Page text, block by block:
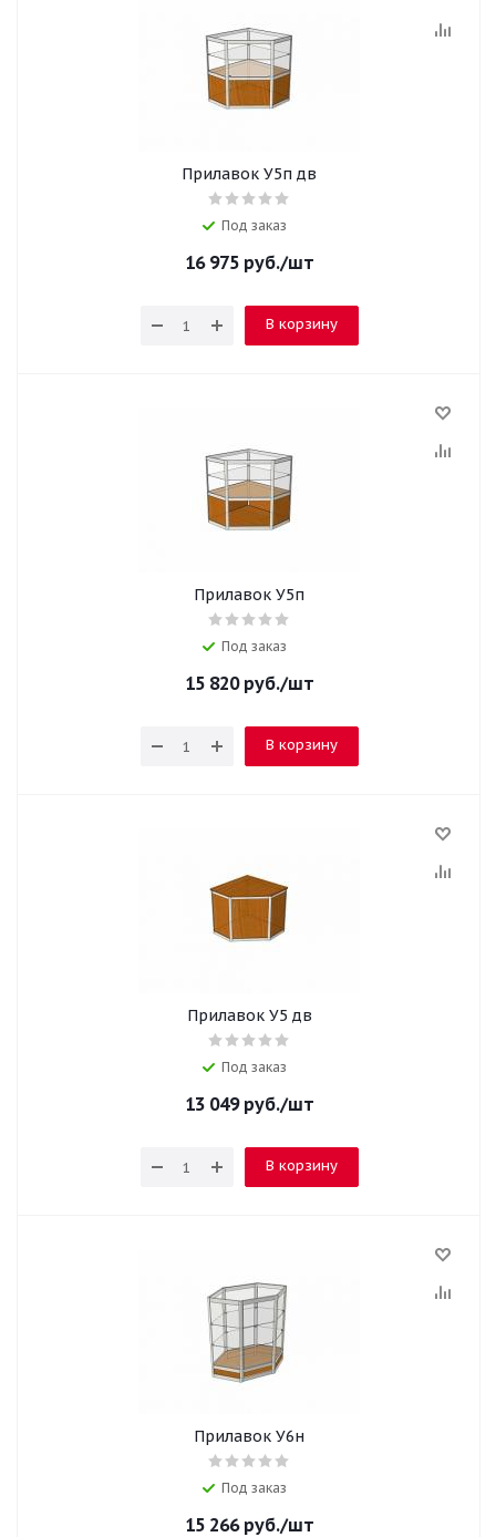
Прилавок У5п дв
Под заказ
16 975руб./шт
В корзину
Прилавок У5п
Под заказ
15 820руб./шт
В корзину
Прилавок У5 дв
Под заказ
13 049руб./шт
В корзину
Прилавок У6н
Под заказ
15 266руб./шт